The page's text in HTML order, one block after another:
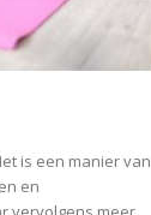
is een manier van
en